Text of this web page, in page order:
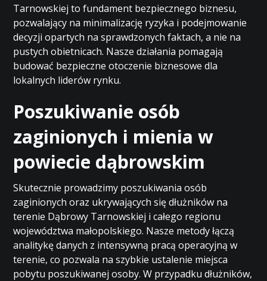
Tarnowskiej to fundament bezpiecznego biznesu,
pozwalający na minimalizację ryzyka i podejmowanie
decyzji opartych na sprawdzonych faktach, a nie na
pustych obietnicach. Nasze działania pomagają
budować bezpieczne otoczenie biznesowe dla
lokalnych liderów rynku.
Poszukiwanie osób
zaginionych i mienia w
powiecie dąbrowskim
Skutecznie prowadzimy poszukiwania osób
zaginionych oraz ukrywających się dłużników na
terenie Dąbrowy Tarnowskiej i całego regionu
województwa małopolskiego. Nasze metody łączą
analitykę danych z intensywną pracą operacyjną w
terenie, co pozwala na szybkie ustalenie miejsca
pobytu poszukiwanej osoby. W przypadku dłużników,